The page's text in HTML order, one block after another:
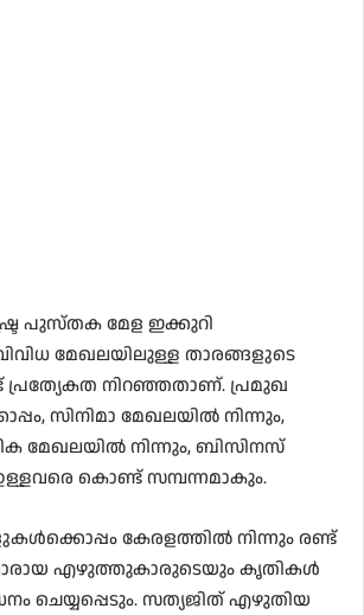
പുസ്തക മേള ഇക്കുറി
മേഖലയിലുള്ള താരങ്ങളുടെ
പ്രത്യേകത നിറഞ്ഞതാണ്. പ്രമുഖ
സിനിമാ മേഖലയിൽ നിന്നും,
മേഖലയിൽ നിന്നും, ബിസിനസ്
കൊണ്ട് സമ്പന്നമാകും.
കേരളത്തിൽ നിന്നും രണ്ട്
എഴുത്തുകാരുടെയും കൃതികൾ
ചെയ്യപ്പെടും. സത്യജിത് എഴുതിയ